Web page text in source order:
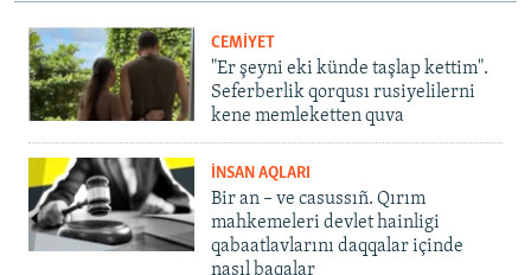
CEMİYET
"Er şeyni eki künde taşlap kettim".
Seferberlik qorqusı rusiyelilerni
kene memleketten quva
İNSAN AQLARI
Bir an – ve casussıñ. Qırım
mahkemeleri devlet hainligi
qabaatlavlarını daqqalar içinde
nasıl baqalar